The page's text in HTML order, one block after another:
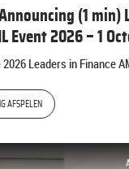
(1 min)
Event 2026 – 1
Leaders in Finance
AFSPELEN